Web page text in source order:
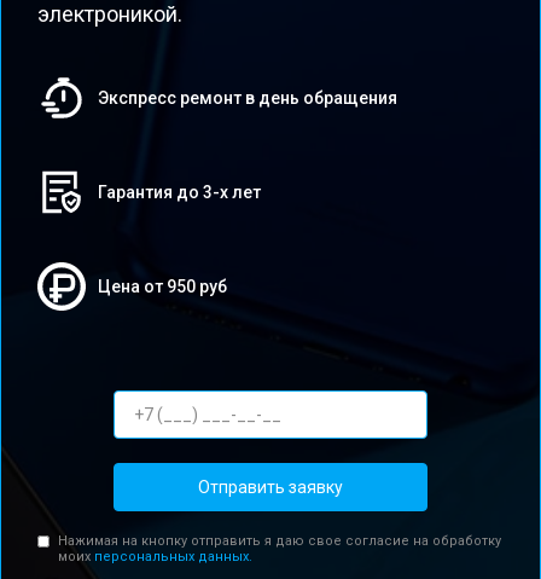
электроникой.
Экспресс ремонт в день обращения
Гарантия до 3-х лет
Цена от 950 руб
Отправить заявку
Нажимая на кнопку отправить я даю свое согласие на обработку
моих персональных данных.